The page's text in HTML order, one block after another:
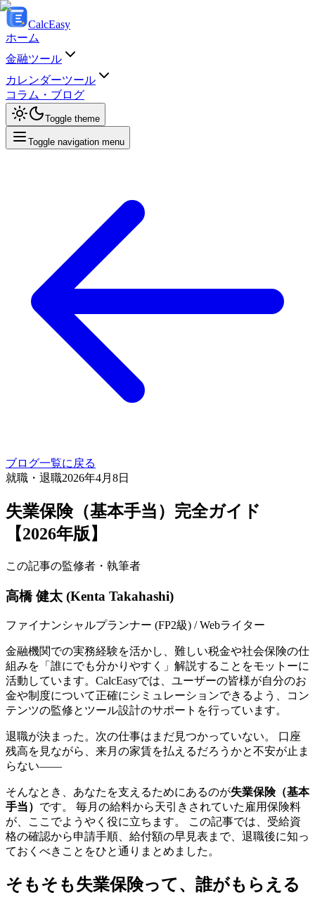
CalcEasy
ホーム
金融ツール
カレンダーツール
コラム・ブログ
Toggle theme
Toggle navigation menu
ブログ一覧に戻る
就職・退職2026年4月8日
失業保険（基本手当）完全ガイド
【2026年版】
この記事の監修者・執筆者
高橋 健太 (Kenta Takahashi)
ファイナンシャルプランナー (FP2級) / Webライター
金融機関での実務経験を活かし、難しい税金や社会保険の仕
組みを「誰にでも分かりやすく」解説することをモットーに
活動しています。CalcEasyでは、ユーザーの皆様が自分のお
金や制度について正確にシミュレーションできるよう、コン
テンツの監修とツール設計のサポートを行っています。
退職が決まった。次の仕事はまだ見つかっていない。 口座
残高を見ながら、来月の家賃を払えるだろうかと不安が止ま
らない——
そんなとき、あなたを支えるためにあるのが失業保険（基本
手当） です。 毎月の給料から天引きされていた雇用保険料
が、ここでようやく役に立ちます。 この記事では、受給資
格の確認から申請手順、給付額の早見表まで、退職後に知っ
ておくべきことをひと通りまとめました。
そもそも失業保険って、誰がもらえる